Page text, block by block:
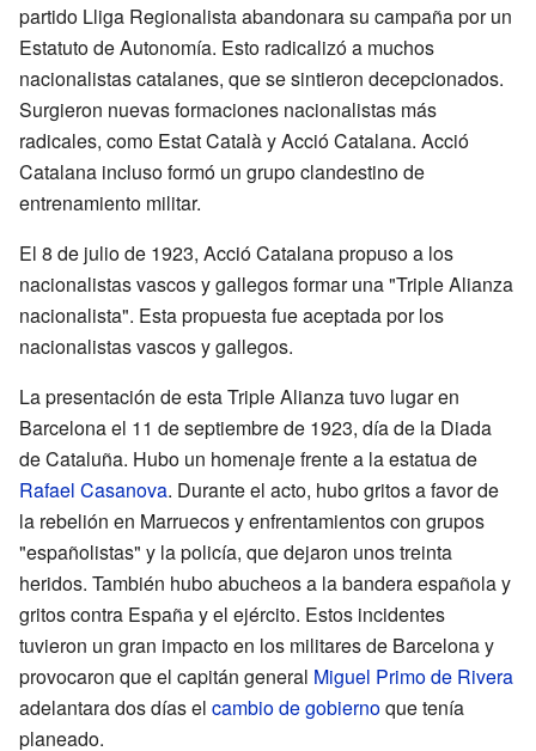
partido Lliga Regionalista abandonara su campaña por un
Estatuto de Autonomía. Esto radicalizó a muchos
nacionalistas catalanes, que se sintieron decepcionados.
Surgieron nuevas formaciones nacionalistas más
radicales, como Estat Català y Acció Catalana. Acció
Catalana incluso formó un grupo clandestino de
entrenamiento militar.
El 8 de julio de 1923, Acció Catalana propuso a los
nacionalistas vascos y gallegos formar una "Triple Alianza
nacionalista". Esta propuesta fue aceptada por los
nacionalistas vascos y gallegos.
La presentación de esta Triple Alianza tuvo lugar en
Barcelona el 11 de septiembre de 1923, día de la Diada
de Cataluña. Hubo un homenaje frente a la estatua de
Rafael Casanova. Durante el acto, hubo gritos a favor de
la rebelión en Marruecos y enfrentamientos con grupos
"españolistas" y la policía, que dejaron unos treinta
heridos. También hubo abucheos a la bandera española y
gritos contra España y el ejército. Estos incidentes
tuvieron un gran impacto en los militares de Barcelona y
provocaron que el capitán general Miguel Primo de Rivera
adelantara dos días el cambio de gobiernoque tenía
planeado.